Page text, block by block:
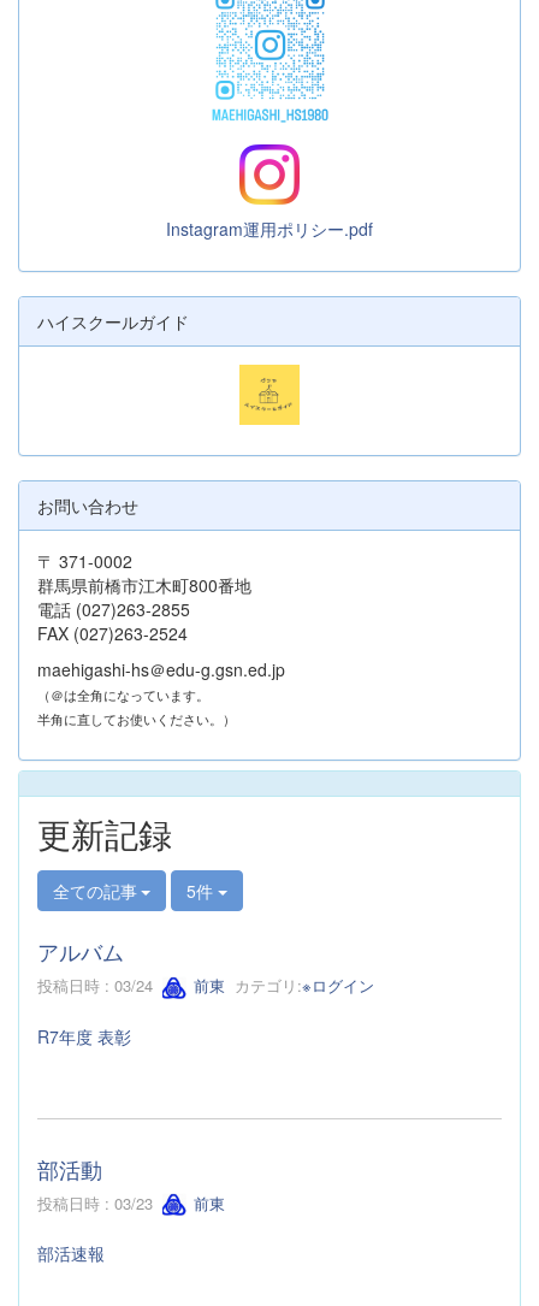
Instagram運用ポリシー.pdf
ハイスクールガイド
お問い合わせ
〒 371-0002
群馬県前橋市江木町800番地
電話 (027)263-2855
FAX (027)263-2524
maehigashi-hs＠edu-g.gsn.ed.jp
（＠は全角になっています。
半角に直してお使いください。）
更新記録
全ての記事 5件
アルバム
投稿日時 : 03/24 前東 カテゴリ:※ログイン
R7年度 表彰
部活動
投稿日時 : 03/23 前東
部活速報